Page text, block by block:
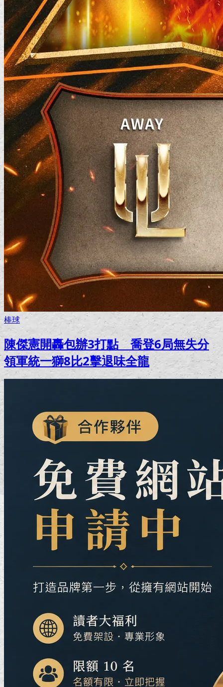
棒球
陳傑憲開轟包辦3打點 喬登6局無失分
領軍統一獅8比2擊退味全龍